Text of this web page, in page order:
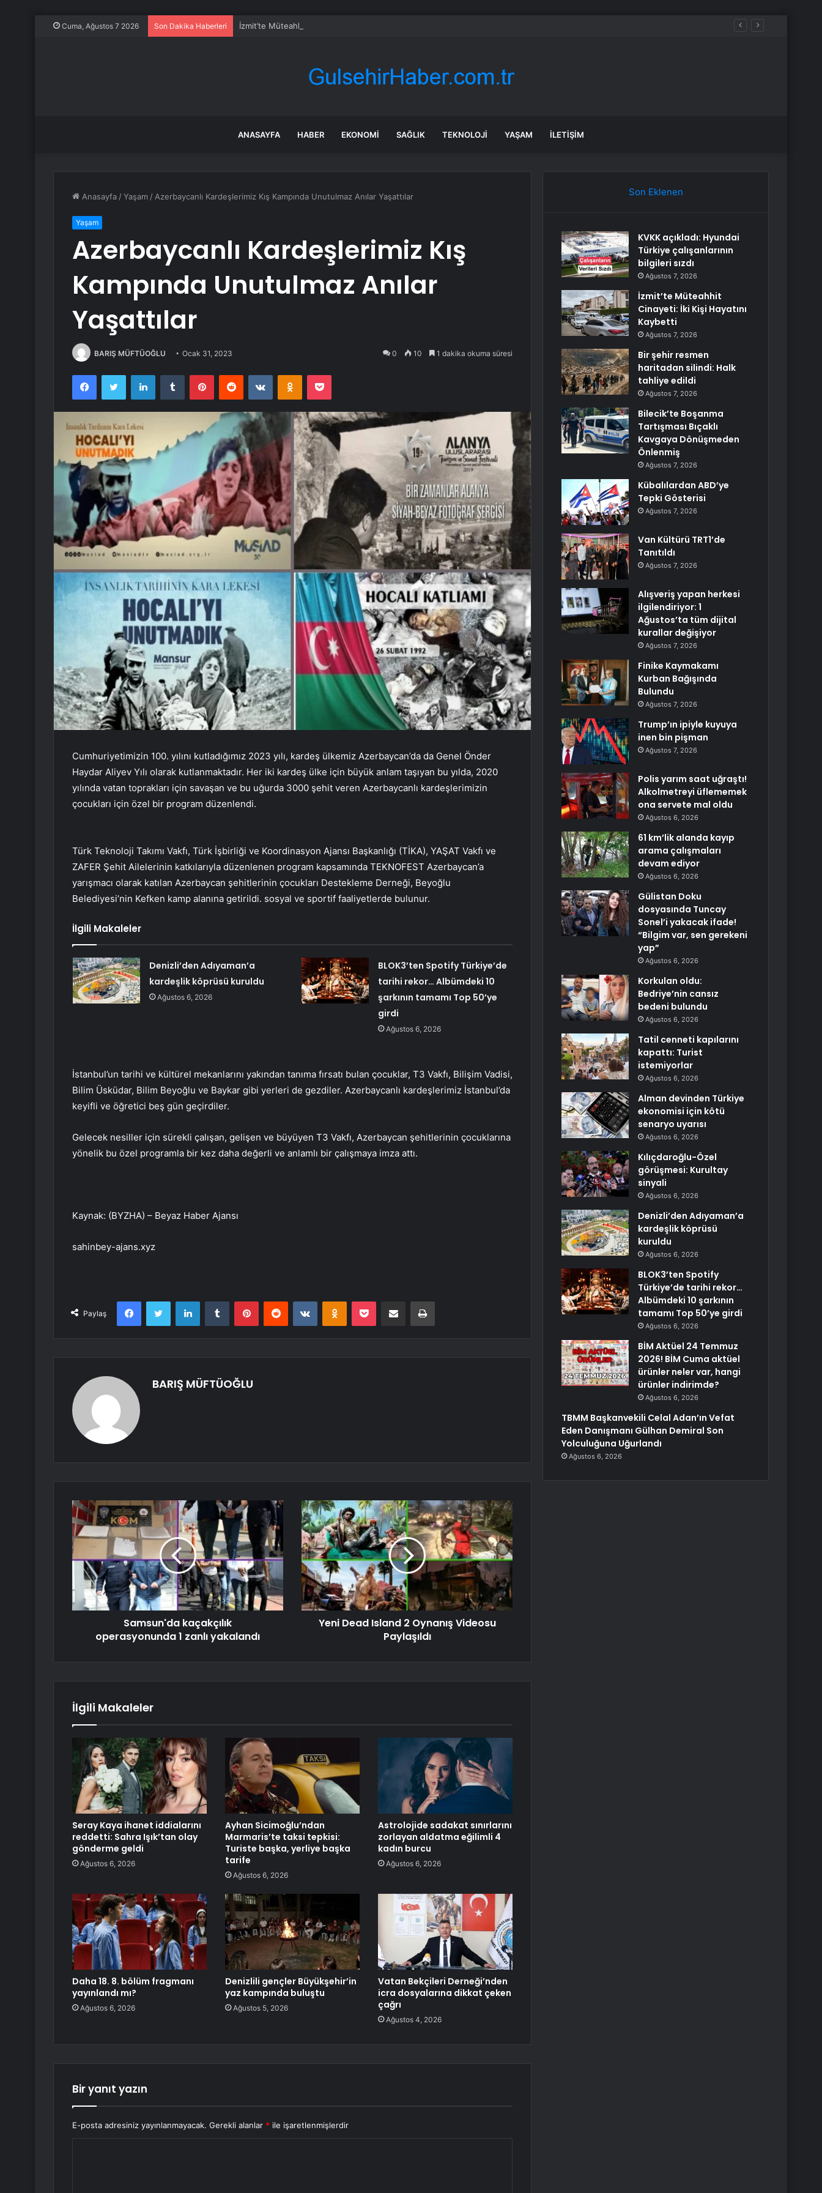
Cuma, Ağustos 7 2026 Son Dakika Haberleri İzmit’te Müteahhit Cinayeti: İki Kişi Hayatını Kaybetti
ANASAYFA HABER EKONOMI SAĞLIK TEKNOLOJI YAŞAM İLETIŞIM
Anasayfa /Yaşam / Azerbaycanlı Kardeşlerimiz Kış Kampında Unutulmaz Anılar Yaşattılar
Yaşam
Azerbaycanlı Kardeşlerimiz Kış
Kampında Unutulmaz Anılar
Yaşattılar
BARIŞ MÜFTÜOĞLU Ocak 31, 2023 0 10 1 dakika okuma süresi
FacebookTwitter LinkedInTumblr PinterestReddit VKontakteOdnoklassniki
Pocket
Cumhuriyetimizin 100. yılını kutladığımız 2023 yılı, kardeş ülkemiz Azerbaycan’da da Genel Önder
Haydar Aliyev Yılı olarak kutlanmaktadır. Her iki kardeş ülke için büyük anlam taşıyan bu yılda, 2020
yılında vatan toprakları için savaşan ve bu uğurda 3000 şehit veren Azerbaycanlı kardeşlerimizin
çocukları için özel bir program düzenlendi.
Türk Teknoloji Takımı Vakfı, Türk İşbirliği ve Koordinasyon Ajansı Başkanlığı (TİKA), YAŞAT Vakfı ve
ZAFER Şehit Ailelerinin katkılarıyla düzenlenen program kapsamında TEKNOFEST Azerbaycan’a
yarışmacı olarak katılan Azerbaycan şehitlerinin çocukları Destekleme Derneği, Beyoğlu
Belediyesi’nin Kefken kamp alanına getirildi. sosyal ve sportif faaliyetlerde bulunur.
İlgili Makaleler
Denizli’den Adıyaman’a
kardeşlik köprüsü kuruldu
Ağustos 6, 2026
BLOK3’ten Spotify Türkiye’de
tarihi rekor… Albümdeki 10
şarkının tamamı Top 50’ye
girdi
Ağustos 6, 2026
İstanbul’un tarihi ve kültürel mekanlarını yakından tanıma fırsatı bulan çocuklar, T3 Vakfı, Bilişim Vadisi,
Bilim Üsküdar, Bilim Beyoğlu ve Baykar gibi yerleri de gezdiler. Azerbaycanlı kardeşlerimiz İstanbul’da
keyifli ve öğretici beş gün geçirdiler.
Gelecek nesiller için sürekli çalışan, gelişen ve büyüyen T3 Vakfı, Azerbaycan şehitlerinin çocuklarına
yönelik bu özel programla bir kez daha değerli ve anlamlı bir çalışmaya imza attı.
Kaynak: (BYZHA) – Beyaz Haber Ajansı
sahinbey-ajans.xyz
Paylaş
FacebookTwitter LinkedInTumblr PinterestReddit VKontakteOdnoklassniki
Pocket E-Posta ile paylaş Yazdır
BARIŞ MÜFTÜOĞLU
Samsun'da kaçakçılık
operasyonunda 1 zanlı yakalandı
Yeni Dead Island 2 Oynanış Videosu
Paylaşıldı
İlgili Makaleler
Seray Kaya ihanet iddialarını
reddetti: Sahra Işık’tan olay
gönderme geldi
Ağustos 6, 2026
Ayhan Sicimoğlu’ndan
Marmaris’te taksi tepkisi:
Turiste başka, yerliye başka
tarife
Ağustos 6, 2026
Astrolojide sadakat sınırlarını
zorlayan aldatma eğilimli 4
kadın burcu
Ağustos 6, 2026
Daha 18. 8. bölüm fragmanı
yayınlandı mı?
Ağustos 6, 2026
Denizlili gençler Büyükşehir’in
yaz kampında buluştu
Ağustos 5, 2026
Vatan Bekçileri Derneği’nden
icra dosyalarına dikkat çeken
çağrı
Ağustos 4, 2026
Bir yanıt yazın
E-posta adresiniz yayınlanmayacak. Gerekli alanlar * ile işaretlenmişlerdir
Son Eklenen
KVKK açıkladı: Hyundai
Türkiye çalışanlarının
bilgileri sızdı
Ağustos 7, 2026
İzmit’te Müteahhit
Cinayeti: İki Kişi Hayatını
Kaybetti
Ağustos 7, 2026
Bir şehir resmen
haritadan silindi: Halk
tahliye edildi
Ağustos 7, 2026
Bilecik’te Boşanma
Tartışması Bıçaklı
Kavgaya Dönüşmeden
Önlenmiş
Ağustos 7, 2026
Kübalılardan ABD’ye
Tepki Gösterisi
Ağustos 7, 2026
Van Kültürü TRT1’de
Tanıtıldı
Ağustos 7, 2026
Alışveriş yapan herkesi
ilgilendiriyor: 1
Ağustos’ta tüm dijital
kurallar değişiyor
Ağustos 7, 2026
Finike Kaymakamı
Kurban Bağışında
Bulundu
Ağustos 7, 2026
Trump’ın ipiyle kuyuya
inen bin pişman
Ağustos 7, 2026
Polis yarım saat uğraştı!
Alkolmetreyi üflememek
ona servete mal oldu
Ağustos 6, 2026
61 km’lik alanda kayıp
arama çalışmaları
devam ediyor
Ağustos 6, 2026
Gülistan Doku
dosyasında Tuncay
Sonel’i yakacak ifade!
“Bilgim var, sen gerekeni
yap”
Ağustos 6, 2026
Korkulan oldu:
Bedriye’nin cansız
bedeni bulundu
Ağustos 6, 2026
Tatil cenneti kapılarını
kapattı: Turist
istemiyorlar
Ağustos 6, 2026
Alman devinden Türkiye
ekonomisi için kötü
senaryo uyarısı
Ağustos 6, 2026
Kılıçdaroğlu-Özel
görüşmesi: Kurultay
sinyali
Ağustos 6, 2026
Denizli’den Adıyaman’a
kardeşlik köprüsü
kuruldu
Ağustos 6, 2026
BLOK3’ten Spotify
Türkiye’de tarihi rekor…
Albümdeki 10 şarkının
tamamı Top 50’ye girdi
Ağustos 6, 2026
BİM Aktüel 24 Temmuz
2026! BİM Cuma aktüel
ürünler neler var, hangi
ürünler indirimde?
Ağustos 6, 2026
TBMM Başkanvekili Celal Adan’ın Vefat
Eden Danışmanı Gülhan Demiral Son
Yolculuğuna Uğurlandı
Ağustos 6, 2026